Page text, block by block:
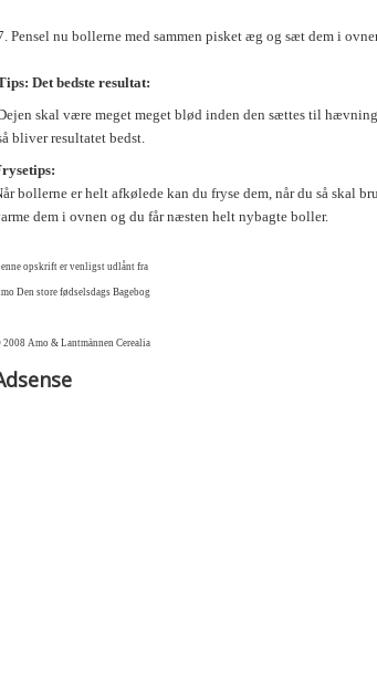
Pensel nu bollerne med sammen pisket æg og sæt dem i
Det bedste resultat:
skal være meget meget blød inden den sættes til
bliver resultatet bedst.
bollerne er helt afkølede kan du fryse dem, når du så skal
dem i ovnen og du får næsten helt nybagte boller.
opskrift er venligst udlånt fra
Den store fødselsdags Bagebog
2008 Amo & Lantmännen Cerealia